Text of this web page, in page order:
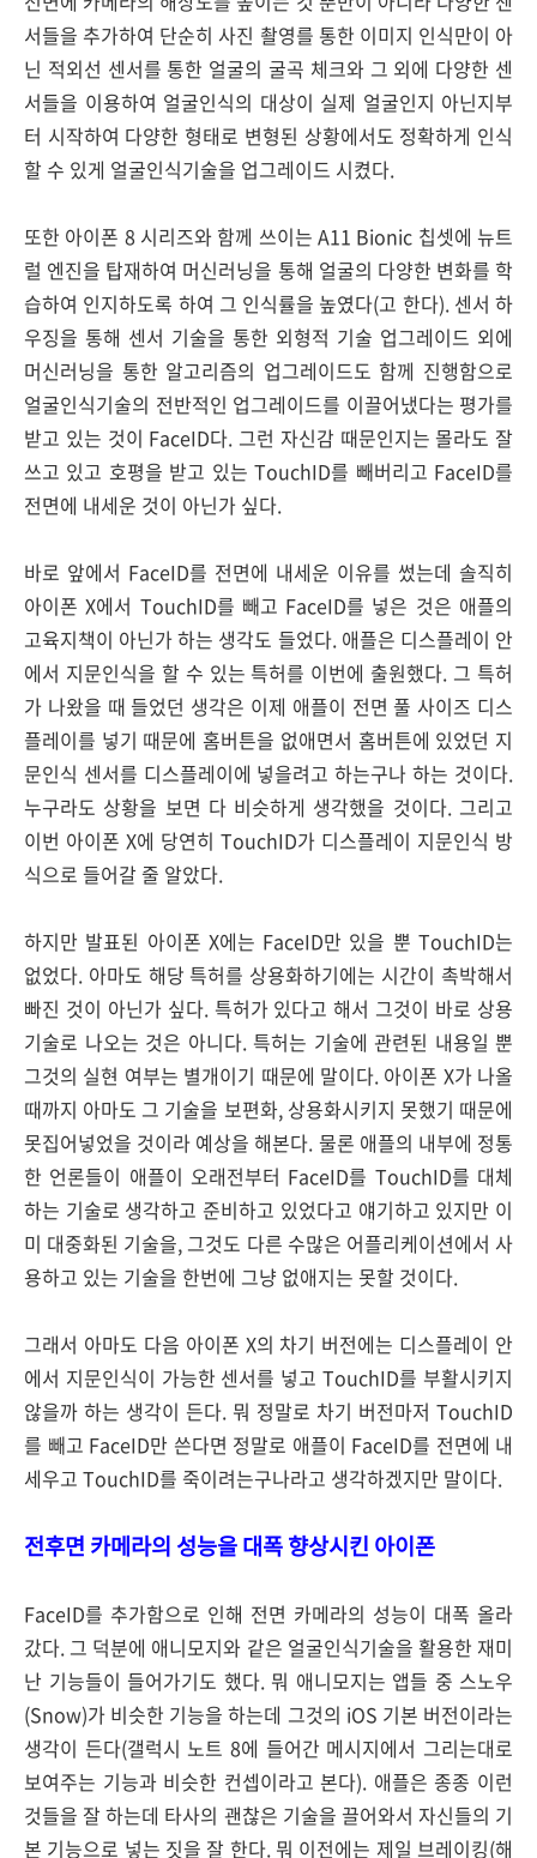
서들을 추가하여 단순히 사진 촬영를 통한 이미지 인식만이 아
닌 적외선 센서를 통한 얼굴의 굴곡 체크와 그 외에 다양한 센
서들을 이용하여 얼굴인식의 대상이 실제 얼굴인지 아닌지부
터 시작하여 다양한 형태로 변형된 상황에서도 정확하게 인식
할 수 있게 얼굴인식기술을 업그레이드 시켰다.
또한 아이폰 8 시리즈와 함께 쓰이는 A11 Bionic 칩셋에 뉴트
럴 엔진을 탑재하여 머신러닝을 통해 얼굴의 다양한 변화를 학
습하여 인지하도록 하여 그 인식률을 높였다(고 한다). 센서 하
우징을 통해 센서 기술을 통한 외형적 기술 업그레이드 외에
머신러닝을 통한 알고리즘의 업그레이드도 함께 진행함으로
얼굴인식기술의 전반적인 업그레이드를 이끌어냈다는 평가를
받고 있는 것이 FaceID다. 그런 자신감 때문인지는 몰라도 잘
쓰고 있고 호평을 받고 있는 TouchID를 빼버리고 FaceID를
전면에 내세운 것이 아닌가 싶다.
바로 앞에서 FaceID를 전면에 내세운 이유를 썼는데 솔직히
아이폰 X에서 TouchID를 빼고 FaceID를 넣은 것은 애플의
고육지책이 아닌가 하는 생각도 들었다. 애플은 디스플레이 안
에서 지문인식을 할 수 있는 특허를 이번에 출원했다. 그 특허
가 나왔을 때 들었던 생각은 이제 애플이 전면 풀 사이즈 디스
플레이를 넣기 때문에 홈버튼을 없애면서 홈버튼에 있었던 지
문인식 센서를 디스플레이에 넣을려고 하는구나 하는 것이다.
누구라도 상황을 보면 다 비슷하게 생각했을 것이다. 그리고
이번 아이폰 X에 당연히 TouchID가 디스플레이 지문인식 방
식으로 들어갈 줄 알았다.
하지만 발표된 아이폰 X에는 FaceID만 있을 뿐 TouchID는
없었다. 아마도 해당 특허를 상용화하기에는 시간이 촉박해서
빠진 것이 아닌가 싶다. 특허가 있다고 해서 그것이 바로 상용
기술로 나오는 것은 아니다. 특허는 기술에 관련된 내용일 뿐
그것의 실현 여부는 별개이기 때문에 말이다. 아이폰 X가 나올
때까지 아마도 그 기술을 보편화, 상용화시키지 못했기 때문에
못집어넣었을 것이라 예상을 해본다. 물론 애플의 내부에 정통
한 언론들이 애플이 오래전부터 FaceID를 TouchID를 대체
하는 기술로 생각하고 준비하고 있었다고 얘기하고 있지만 이
미 대중화된 기술을, 그것도 다른 수많은 어플리케이션에서 사
용하고 있는 기술을 한번에 그냥 없애지는 못할 것이다.
그래서 아마도 다음 아이폰 X의 차기 버전에는 디스플레이 안
에서 지문인식이 가능한 센서를 넣고 TouchID를 부활시키지
않을까 하는 생각이 든다. 뭐 정말로 차기 버전마저 TouchID
를 빼고 FaceID만 쓴다면 정말로 애플이 FaceID를 전면에 내
세우고 TouchID를 죽이려는구나라고 생각하겠지만 말이다.
전후면 카메라의 성능을 대폭 향상시킨 아이폰
FaceID를 추가함으로 인해 전면 카메라의 성능이 대폭 올라
갔다. 그 덕분에 애니모지와 같은 얼굴인식기술을 활용한 재미
난 기능들이 들어가기도 했다. 뭐 애니모지는 앱들 중 스노우
(Snow)가 비슷한 기능을 하는데 그것의 iOS 기본 버전이라는
생각이 든다(갤럭시 노트 8에 들어간 메시지에서 그리는대로
보여주는 기능과 비슷한 컨셉이라고 본다). 애플은 종종 이런
것들을 잘 하는데 타사의 괜찮은 기술을 끌어와서 자신들의 기
본 기능으로 넣는 짓을 잘 한다. 뭐 이전에는 제일 브레이킹(해